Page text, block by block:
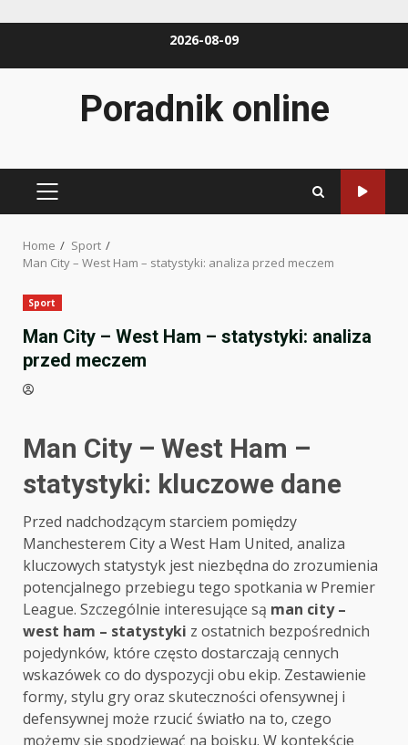
2026-08-09
Poradnik online
PRIMARY
Home
Sport
Man City – West Ham – statystyki: analiza przed meczem
Sport
Man City – West Ham – statystyki: analiza
przed meczem
Man City – West Ham –
statystyki: kluczowe dane
Przed nadchodzącym starciem pomiędzy
Manchesterem City a West Ham United, analiza
kluczowych statystyk jest niezbędna do zrozumienia
potencjalnego przebiegu tego spotkania w Premier
League. Szczególnie interesujące są man city –
west ham – statystyki z ostatnich bezpośrednich
pojedynków, które często dostarczają cennych
wskazówek co do dyspozycji obu ekip. Zestawienie
formy, stylu gry oraz skuteczności ofensywnej i
defensywnej może rzucić światło na to, czego
możemy się spodziewać na boisku. W kontekście